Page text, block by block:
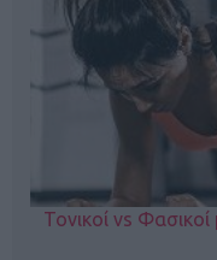
Τονικοί vs Φασικοί